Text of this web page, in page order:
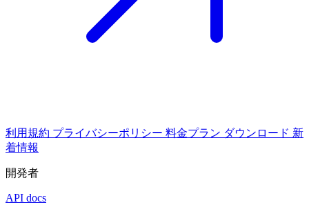
利用規約 プライバシーポリシー 料金プラン ダウンロード 新
着情報
開発者
API docs